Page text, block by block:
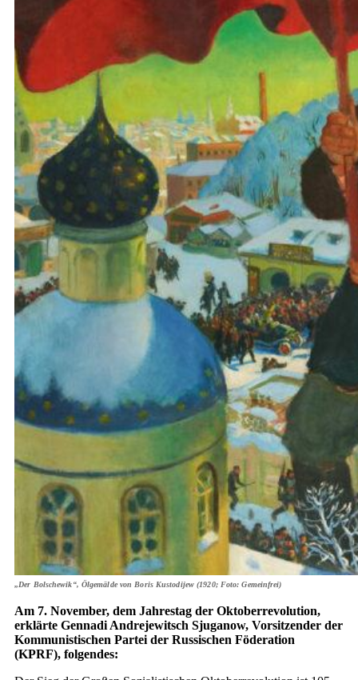
„Der Bolschewik“, Ölgemälde von Boris Kustodijew (1920; Foto: Gemeinfrei)
Am 7. November, dem Jahrestag der Oktoberrevolution,
erklärte Gennadi Andrejewitsch Sjuganow, Vorsitzender der
Kommunistischen Partei der Russischen Föderation
(KPRF), folgendes: